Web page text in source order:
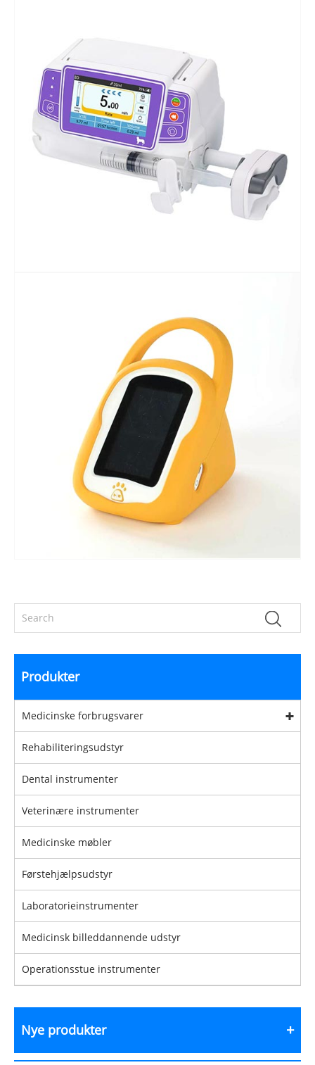
Produkter
Medicinske forbrugsvarer
Rehabiliteringsudstyr
Dental instrumenter
Veterinære instrumenter
Medicinske møbler
Førstehjælpsudstyr
Laboratorieinstrumenter
Medicinsk billeddannende udstyr
Operationsstue instrumenter
Nye produkter